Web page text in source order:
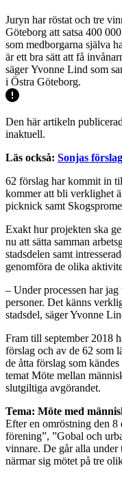
Juryn har röstat och tre
Göteborg att satsa 400
som medborgarna själva
är ett bra sätt att få
säger Yvonne Lind som
i Östra Göteborg.
Den här artikeln
inaktuell.
Läs också: Sonjas
62 förslag har kommit in
kommer att bli verklighet
picknick samt
Exakt hur projekten ska
nu att sätta samman
stadsdelen samt
genomföra de olika
– Under processen har
personer. Det känns
stadsdel, säger Yvonne
Fram till september 2018
förslag och av de 62 som
de åtta förslag som
temat Möte mellan
slutgiltiga avgörandet.
Tema: Möte med
Efter en omröstning den 8
förening”, ”Gobal och
vinnare. De går alla under
närmar sig mötet på tre